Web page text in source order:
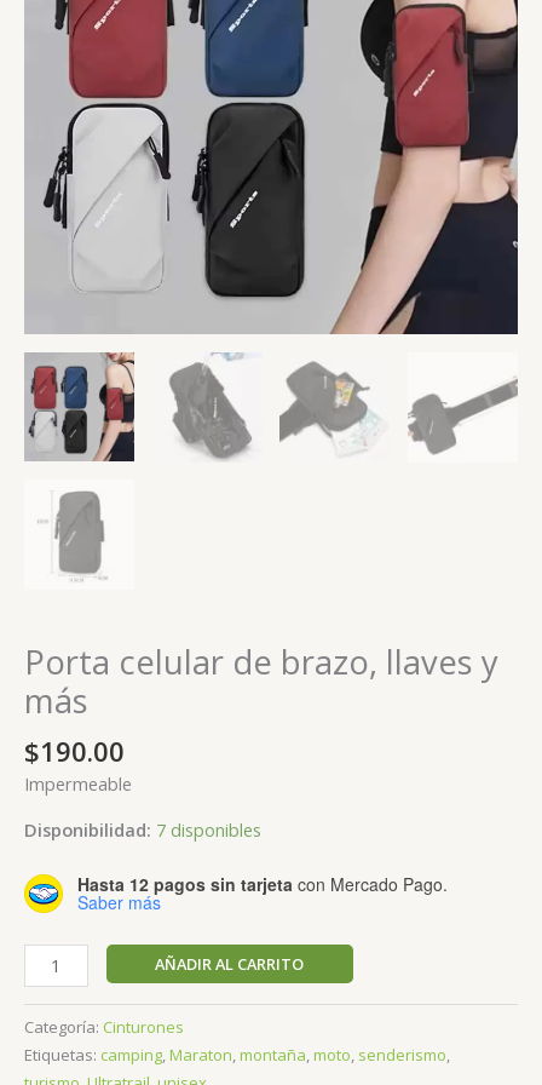
Porta celular de brazo, llaves y
más
$190.00
Impermeable
Disponibilidad: 7 disponibles
Hasta 12 pagos sin tarjeta con Mercado Pago.
Saber más
Porta
celular
de
brazo,
llaves
AÑADIR AL CARRITO
Categoría: Cinturones
Etiquetas: camping,Maraton,montaña,moto, senderismo,